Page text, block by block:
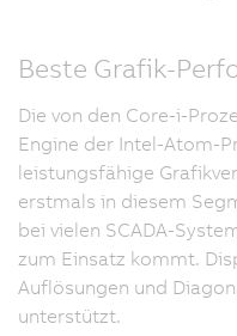
Beste Grafik-
Die von den Core-i-
Engine der Intel-Atom-
leistungsfähige
erstmals in diesem
bei vielen SCADA-
zum Einsatz kommt.
Auflösungen und
unterstützt.